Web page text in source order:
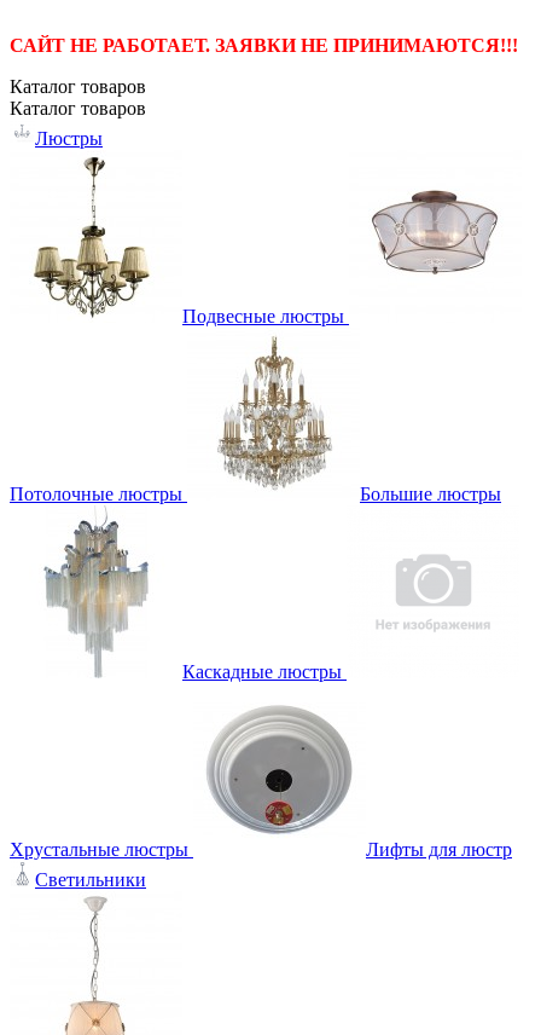
САЙТ НЕ РАБОТАЕТ. ЗАЯВКИ НЕ ПРИНИМАЮТСЯ!!!
Каталог товаров
Каталог товаров
Люстры
Подвесные люстры
Потолочные люстры Большие люстры
Каскадные люстры
Хрустальные люстры
Лифты для люстр
Светильники